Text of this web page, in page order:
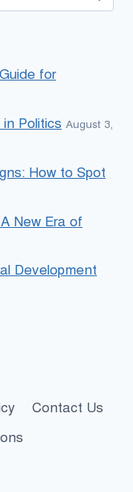
for
Politics August 3,
How to Spot
New Era of
Development
Contact Us